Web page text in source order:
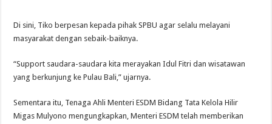
Di sini, Tiko berpesan kepada pihak SPBU agar selalu melayani
masyarakat dengan sebaik-baiknya.
“Support saudara-saudara kita merayakan Idul Fitri dan wisatawan
yang berkunjung ke Pulau Bali,” ujarnya.
Sementara itu, Tenaga Ahli Menteri ESDM Bidang Tata Kelola Hilir
Migas Mulyono mengungkapkan, Menteri ESDM telah memberikan